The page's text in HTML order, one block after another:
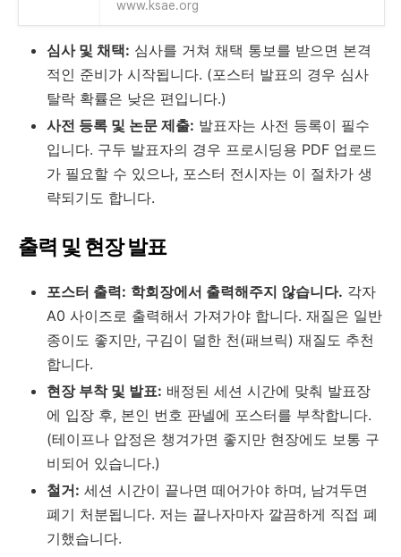
www.ksae.org
심사 및 채택: 심사를 거쳐 채택 통보를 받으면 본격
적인 준비가 시작됩니다. (포스터 발표의 경우 심사
탈락 확률은 낮은 편입니다.)
사전 등록 및 논문 제출: 발표자는 사전 등록이 필수
입니다. 구두 발표자의 경우 프로시딩용 PDF 업로드
가 필요할 수 있으나, 포스터 전시자는 이 절차가 생
략되기도 합니다.
출력 및 현장 발표
포스터 출력: 학회장에서 출력해주지 않습니다. 각자
A0 사이즈로 출력해서 가져가야 합니다. 재질은 일반
종이도 좋지만, 구김이 덜한 천(패브릭) 재질도 추천
합니다.
현장 부착 및 발표: 배정된 세션 시간에 맞춰 발표장
에 입장 후, 본인 번호 판넬에 포스터를 부착합니다.
(테이프나 압정은 챙겨가면 좋지만 현장에도 보통 구
비되어 있습니다.)
철거: 세션 시간이 끝나면 떼어가야 하며, 남겨두면
폐기 처분됩니다. 저는 끝나자마자 깔끔하게 직접 폐
기했습니다.